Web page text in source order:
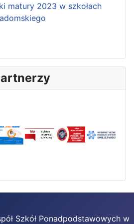
matury 2023 w szkołach
Szkół Ponadpodstawowych w